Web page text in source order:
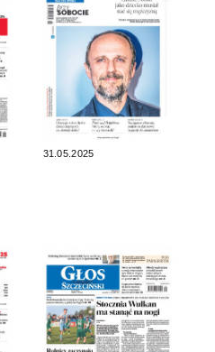
31.05.2025